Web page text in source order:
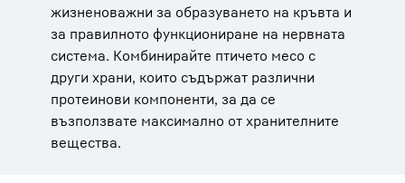
жизненоважни за образуването на кръвта и
за правилното функциониране на нервната
система. Комбинирайте птичето месо с
други храни, които съдържат различни
протеинови компоненти, за да се
възползвате максимално от хранителните
вещества.